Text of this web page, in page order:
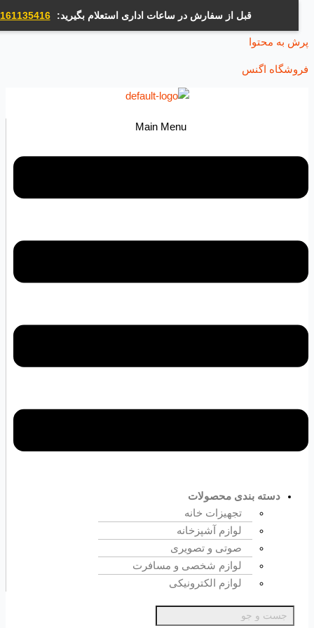
قبل از سفارش در ساعات اداری استعلام بگیرید: 09161135416
محتوا
اگنس
Main Menu
دسته بندی محصولات
تجهیزات خانه
لوازم آشپزخانه
صوتی و تصویری
لوازم شخصی و مسافرت
لوازم الکترونیکی